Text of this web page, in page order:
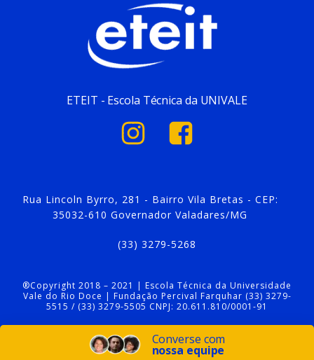
Converse com
nossa equipe
ETEIT - Escola Técnica da UNIVALE
Rua Lincoln Byrro, 281 - Bairro Vila Bretas - CEP:
35032-610 Governador Valadares/MG
(33) 3279-5268
®Copyright 2018 – 2021 | Escola Técnica da Universidade
Vale do Rio Doce | Fundação Percival Farquhar (33) 3279-
5515 / (33) 3279-5505 CNPJ: 20.611.810/0001-91